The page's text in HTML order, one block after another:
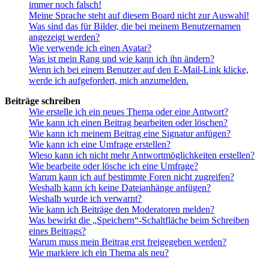
immer noch falsch!
Meine Sprache steht auf diesem Board nicht zur Auswahl!
Was sind das für Bilder, die bei meinem Benutzernamen
angezeigt werden?
Wie verwende ich einen Avatar?
Was ist mein Rang und wie kann ich ihn ändern?
Wenn ich bei einem Benutzer auf den E-Mail-Link klicke,
werde ich aufgefordert, mich anzumelden.
Beiträge schreiben
Wie erstelle ich ein neues Thema oder eine Antwort?
Wie kann ich einen Beitrag bearbeiten oder löschen?
Wie kann ich meinem Beitrag eine Signatur anfügen?
Wie kann ich eine Umfrage erstellen?
Wieso kann ich nicht mehr Antwortmöglichkeiten erstellen?
Wie bearbeite oder lösche ich eine Umfrage?
Warum kann ich auf bestimmte Foren nicht zugreifen?
Weshalb kann ich keine Dateianhänge anfügen?
Weshalb wurde ich verwarnt?
Wie kann ich Beiträge den Moderatoren melden?
Was bewirkt die „Speichern“-Schaltfläche beim Schreiben
eines Beitrags?
Warum muss mein Beitrag erst freigegeben werden?
Wie markiere ich ein Thema als neu?